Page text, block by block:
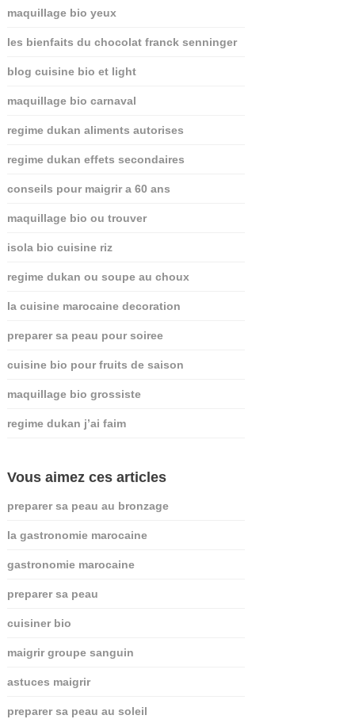
maquillage bio yeux
les bienfaits du chocolat franck senninger
blog cuisine bio et light
maquillage bio carnaval
regime dukan aliments autorises
regime dukan effets secondaires
conseils pour maigrir a 60 ans
maquillage bio ou trouver
isola bio cuisine riz
regime dukan ou soupe au choux
la cuisine marocaine decoration
preparer sa peau pour soiree
cuisine bio pour fruits de saison
maquillage bio grossiste
regime dukan j’ai faim
Vous aimez ces articles
preparer sa peau au bronzage
la gastronomie marocaine
gastronomie marocaine
preparer sa peau
cuisiner bio
maigrir groupe sanguin
astuces maigrir
preparer sa peau au soleil